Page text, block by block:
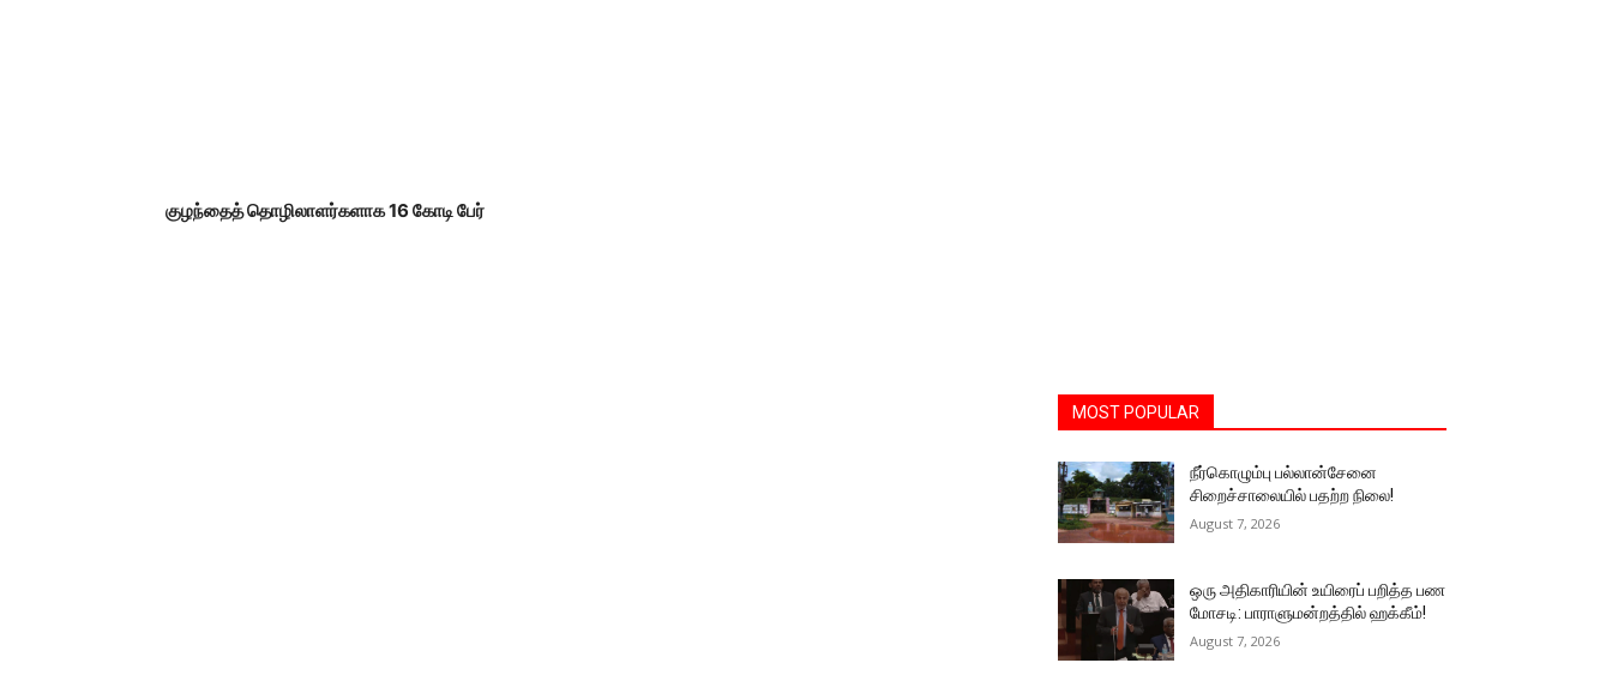
குழந்தைத் தொழிலாளர்களாக 16 கோடி பேர்
MOST POPULAR
நீர்கொழும்பு பல்லான்சேனை
சிறைச்சாலையில் பதற்ற நிலை!
August 7, 2026
ஒரு அதிகாரியின் உயிரைப் பறித்த பண
மோசடி: பாராளுமன்றத்தில் ஹக்கீம்!
August 7, 2026